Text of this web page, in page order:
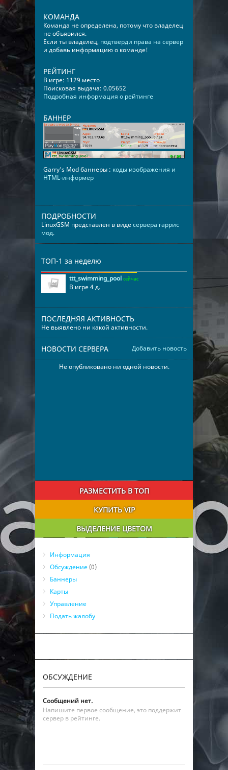
КОМАНДА
Команда не определена, потому что владелец
не объявился.
Если ты владелец, подтверди права на сервер
и добавь информацию о команде!
РЕЙТИНГ
В игре: 1129 место
Поисковая выдача: 0.05652
Подробная информация о рейтинге
БАННЕР
Garry's Mod баннеры : коды изображения и
HTML-информер
ПОДРОБНОСТИ
LinuxGSM представлен в видесервера гаррис
мод.
ТОП-1 за неделю
ttt_swimming_pool сейчас
В игре 4 д.
ПОСЛЕДНЯЯ АКТИВНОСТЬ
Не выявлено ни какой активности.
Добавить новость
НОВОСТИ СЕРВЕРА
Не опубликовано ни одной новости.
РАЗМЕСТИТЬ В ТОП
КУПИТЬ VIP
ВЫДЕЛЕНИЕ ЦВЕТОМ
Информация
Обсуждение (0)
Баннеры
Карты
Управление
Подать жалобу
ОБСУЖДЕНИЕ
Сообщений нет.
Напишите первое сообщение, это поддержит
сервер в рейтинге.